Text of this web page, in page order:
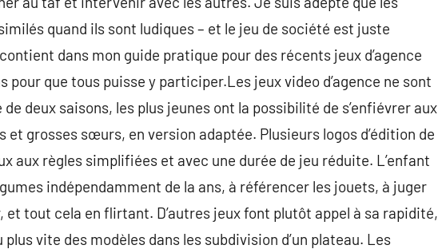
quand ils sont ludiques – et le jeu de société est juste
dans mon guide pratique pour des récents jeux d’agence
que tous puisse y participer.Les jeux video d’agence ne sont
de deux saisons, les plus jeunes ont la possibilité de s’enfiévrer aux
grosses sœurs, en version adaptée. Plusieurs logos d’édition de
aux règles simplifiées et avec une durée de jeu réduite. L’enfant
indépendamment de la ans, à référencer les jouets, à juger
et tout cela en flirtant. D’autres jeux font plutôt appel à sa rapidité,
vite des modèles dans les subdivision d’un plateau. Les